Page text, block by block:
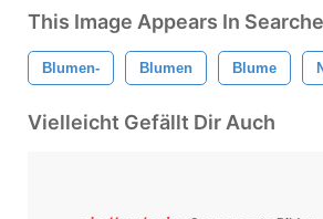
This Image Appears In
Blumen- Blumen Blume
Vielleicht Gefällt Dir Auch